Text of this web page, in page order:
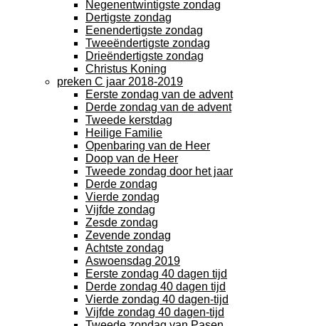
Negenentwintigste zondag
Dertigste zondag
Eenendertigste zondag
Tweeëndertigste zondag
Drieëndertigste zondag
Christus Koning
preken C jaar 2018-2019
Eerste zondag van de advent
Derde zondag van de advent
Tweede kerstdag
Heilige Familie
Openbaring van de Heer
Doop van de Heer
Tweede zondag door het jaar
Derde zondag
Vierde zondag
Vijfde zondag
Zesde zondag
Zevende zondag
Achtste zondag
Aswoensdag 2019
Eerste zondag 40 dagen tijd
Derde zondag 40 dagen tijd
Vierde zondag 40 dagen-tijd
Vijfde zondag 40 dagen-tijd